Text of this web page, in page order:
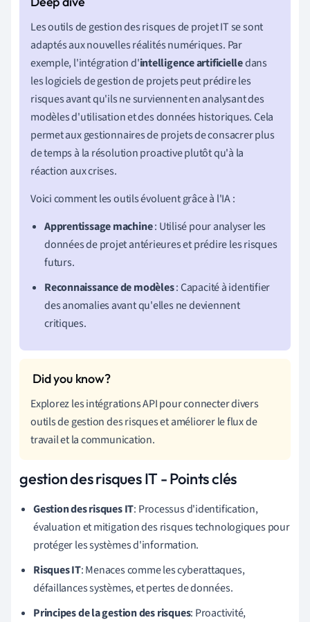
Les outils de gestion des risques de projet IT se sont
adaptés aux nouvelles réalités numériques. Par
exemple, l'intégration d'intelligence artificielledans
les logiciels de gestion de projets peut prédire les
risques avant qu'ils ne surviennent en analysant des
modèles d'utilisation et des données historiques. Cela
permet aux gestionnaires de projets de consacrer plus
de temps à la résolution proactive plutôt qu'à la
réaction aux crises.
Voici comment les outils évoluent grâce à l'IA :
Apprentissage machine: Utilisé pour analyser les
données de projet antérieures et prédire les risques
futurs.
Reconnaissance de modèles: Capacité à identifier
des anomalies avant qu'elles ne deviennent
critiques.
Explorez les intégrations API pour connecter divers
outils de gestion des risques et améliorer le flux de
travail et la communication.
gestion des risques IT - Points clés
Gestion des risques IT: Processus d'identification,
évaluation et mitigation des risques technologiques pour
protéger les systèmes d'information.
Risques IT: Menaces comme les cyberattaques,
défaillances systèmes, et pertes de données.
Principes de la gestion des risques: Proactivité,